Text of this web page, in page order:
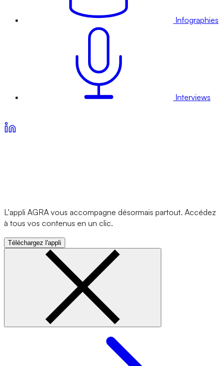
Infographies
Interviews
L'appli AGRA vous accompagne désormais partout. Accédez
à tous vos contenus en un clic.
Téléchargez l'appli